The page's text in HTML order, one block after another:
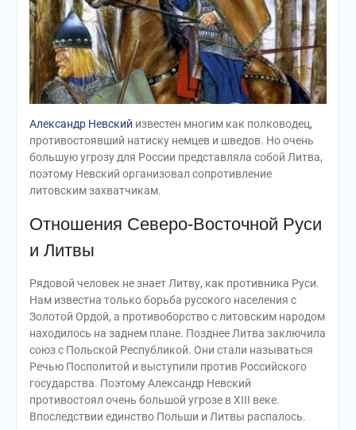
Александр Невский известен многим как полководец,
противостоявший натиску немцев и шведов. Но очень
большую угрозу для России представляла собой Литва,
поэтому Невский организовал сопротивление
литовским захватчикам.
Отношения Северо-Восточной Руси
и Литвы
Рядовой человек не знает Литву, как противника Руси.
Нам известна только борьба русского населения с
Золотой Ордой, а противоборство с литовским народом
находилось на заднем плане. Позднее Литва заключила
союз с Польской Республикой. Они стали называться
Речью Посполитой и выступили против Российского
государства. Поэтому Александр Невский
противостоял очень большой угрозе в XIII веке.
Впоследствии единство Польши и Литвы распалось.